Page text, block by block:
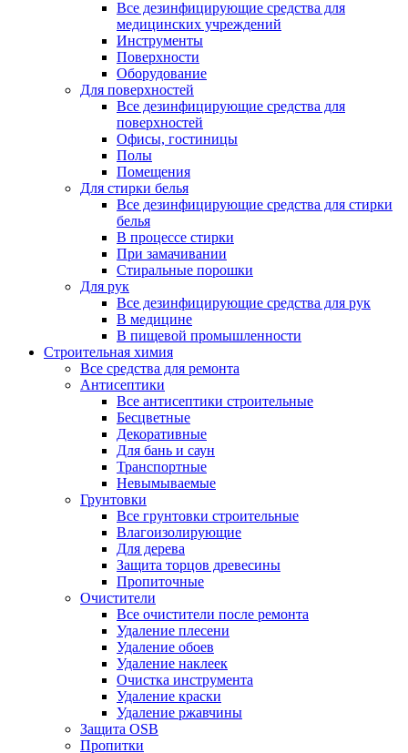
Все дезинфицирующие средства для
медицинских учреждений
Инструменты
Поверхности
Оборудование
Для поверхностей
Все дезинфицирующие средства для
поверхностей
Офисы, гостиницы
Полы
Помещения
Для стирки белья
Все дезинфицирующие средства для стирки
белья
В процессе стирки
При замачивании
Стиральные порошки
Для рук
Все дезинфицирующие средства для рук
В медицине
В пищевой промышленности
Строительная химия
Все средства для ремонта
Антисептики
Все антисептики строительные
Бесцветные
Декоративные
Для бань и саун
Транспортные
Невымываемые
Грунтовки
Все грунтовки строительные
Влагоизолирующие
Для дерева
Защита торцов древесины
Пропиточные
Очистители
Все очистители после ремонта
Удаление плесени
Удаление обоев
Удаление наклеек
Очистка инструмента
Удаление краски
Удаление ржавчины
Защита OSB
Пропитки